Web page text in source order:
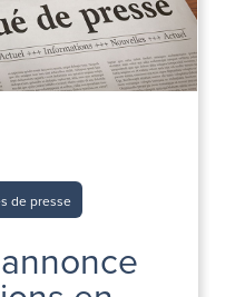
de presse